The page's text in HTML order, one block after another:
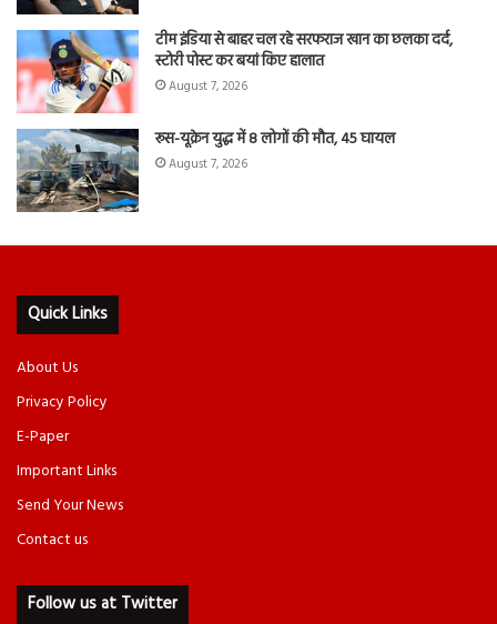
टीम इंडिया से बाहर चल रहे सरफराज खान का छलका दर्द,
स्टोरी पोस्ट कर बयां किए हालात
August 7, 2026
रूस-यूक्रेन युद्ध में 8 लोगों की मौत, 45 घायल
August 7, 2026
Quick Links
About Us
Privacy Policy
E-Paper
Important Links
Send Your News
Contact us
Follow us at Twitter